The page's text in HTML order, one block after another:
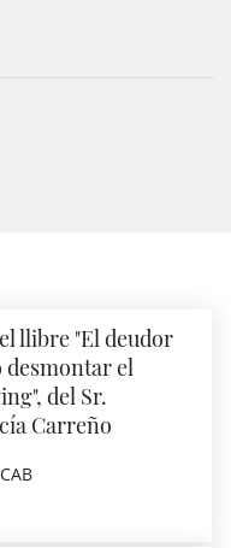
llibre "El deudor
desmontar el
del Sr.
Carreño